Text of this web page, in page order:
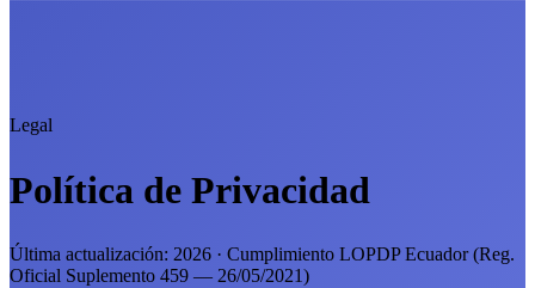
Legal
Política de Privacidad
Última actualización: 2026 · Cumplimiento LOPDP Ecuador (Reg.
Oficial Suplemento 459 — 26/05/2021)